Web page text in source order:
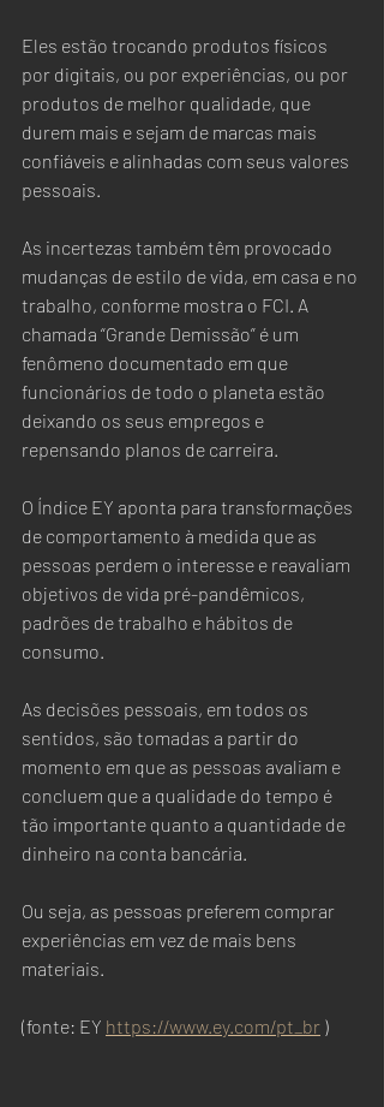
Eles estão trocando produtos físicos
por digitais, ou por experiências, ou por
produtos de melhor qualidade, que
durem mais e sejam de marcas mais
confiáveis e alinhadas com seus valores
pessoais.
As incertezas também têm provocado
mudanças de estilo de vida, em casa e no
trabalho, conforme mostra o FCI. A
chamada “Grande Demissão” é um
fenômeno documentado em que
funcionários de todo o planeta estão
deixando os seus empregos e
repensando planos de carreira.
O Índice EY aponta para transformações
de comportamento à medida que as
pessoas perdem o interesse e reavaliam
objetivos de vida pré-pandêmicos,
padrões de trabalho e hábitos de
consumo.
As decisões pessoais, em todos os
sentidos, são tomadas a partir do
momento em que as pessoas avaliam e
concluem que a qualidade do tempo é
tão importante quanto a quantidade de
dinheiro na conta bancária.
Ou seja, as pessoas preferem comprar
experiências em vez de mais bens
materiais.
(fonte: EY https://www.ey.com/pt_br )